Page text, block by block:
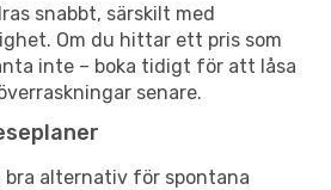
snabbt, särskilt med
Om du hittar ett pris som
inte – boka tidigt för att låsa
senare.
bra alternativ för spontana